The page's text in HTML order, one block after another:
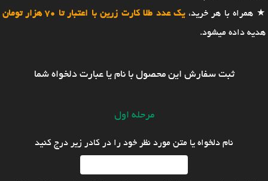
★ همراه با هر خرید،یک عدد طلا کارت زرین با اعتبار تا 70 هزار تومان
هدیه داده میشود.
ثبت سفارش این محصول با نام یا عبارت دلخواه شما
مرحله اول
نام دلخواه یا متن مورد نظر خود را در کادر زیر درج کنید